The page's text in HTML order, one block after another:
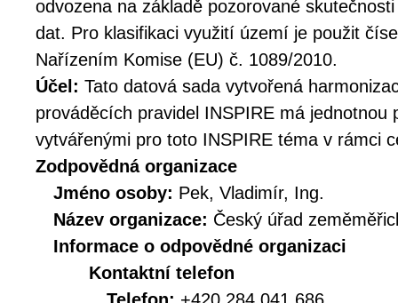
odvozena na základě pozorované
dat. Pro klasifikaci využití území je použit
Nařízením Komise (EU) č. 1089/2010.
Účel: Tato datová sada vytvořená
prováděcích pravidel INSPIRE má jednotnou
vytvářenými pro toto INSPIRE téma v rámci
Zodpovědná organizace
Jméno osoby: Pek, Vladimír, Ing.
Název organizace: Český úřad
Informace o odpovědné organizaci
Kontaktní telefon